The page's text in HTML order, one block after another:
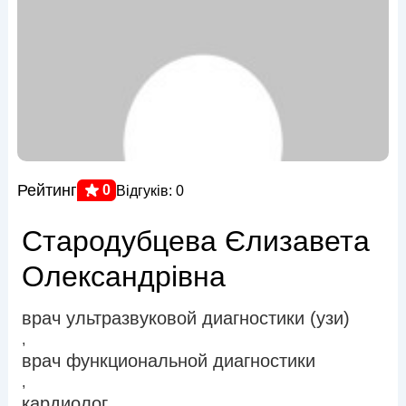
Рейтинг 0 Відгуків: 0
Стародубцева Єлизавета
Олександрівна
врач ультразвуковой диагностики (узи)
,
врач функциональной диагностики
,